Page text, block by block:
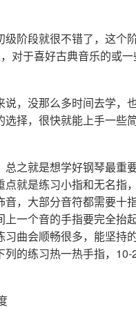
阶段就很不错了，这个
对于喜好古典音乐的或
，没那么多时间去学，
择，很快就能上手一些
之就是想学好钢琴最重
就是练习小指和无名指
，大部分音符都需要十
一个音的手指要完全抬
曲会顺畅很多，能坚持
的练习热一热手指，10-